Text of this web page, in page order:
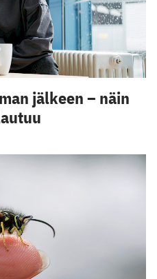
jälkeen – näin